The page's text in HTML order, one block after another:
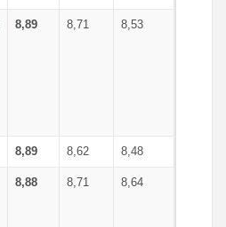
8,89 8,71 8,53
8,89 8,62 8,48
8,88 8,71 8,64